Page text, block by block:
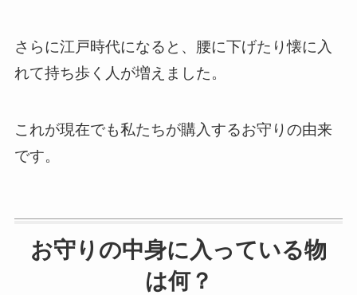
さらに江戸時代になると、腰に下げたり懐に入
れて持ち歩く人が増えました。
これが現在でも私たちが購入するお守りの由来
です。
お守りの中身に入っている物
は何？